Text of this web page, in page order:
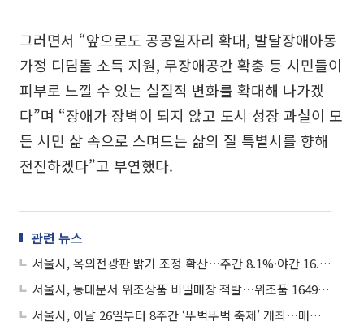
그러면서 “앞으로도 공공일자리 확대, 발달장애아동
가정 디딤돌 소득 지원, 무장애공간 확충 등 시민들이
피부로 느낄 수 있는 실질적 변화를 확대해 나가겠
다”며 “장애가 장벽이 되지 않고 도시 성장 과실이 모
든 시민 삶 속으로 스며드는 삶의 질 특별시를 향해
전진하겠다”고 부연했다.
관련 뉴스
서울시, 옥외전광판 밝기 조정 확산⋯주간 8.1%·야간 16.1% 하향
서울시, 동대문서 위조상품 비밀매장 적발⋯위조품 1649점 압수
서울시, 이달 26일부터 8주간 ‘뚜벅뚜벅 축제’ 개최⋯매주 일요일 차량 통제